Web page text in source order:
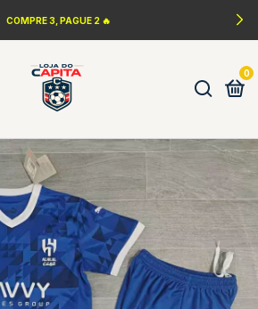
LANÇAMENTOS DA NBA 🏀
0